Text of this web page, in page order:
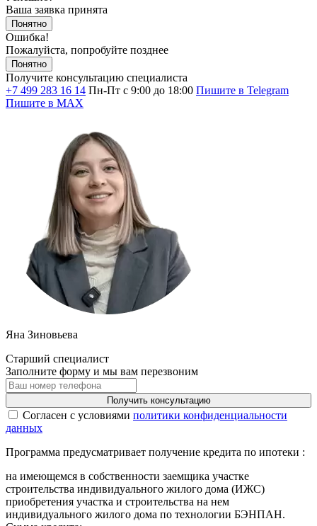
Ваша заявка принята
Понятно
Ошибка!
Пожалуйста, попробуйте позднее
Понятно
Получите консультацию специалиста
+7 499 283 16 14 Пн-Пт с 9:00 до 18:00 Пишите в Telegram
Пишите в MAX
Яна Зиновьева
Старший специалист
Заполните форму и мы вам перезвоним
Получить консультацию
Cогласен с условиями политики конфиденциальности
данных
Программа предусматривает получение кредита по ипотеки :
на имеющемся в собственности заемщика участке
строительства индивидуального жилого дома (ИЖС)
приобретения участка и строительства на нем
индивидуального жилого дома по технологии БЭНПАН.